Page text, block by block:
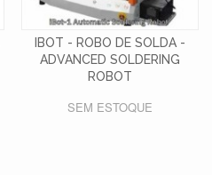
IBOT - ROBO DE SOLDA -
ADVANCED SOLDERING
ROBOT
SEM ESTOQUE